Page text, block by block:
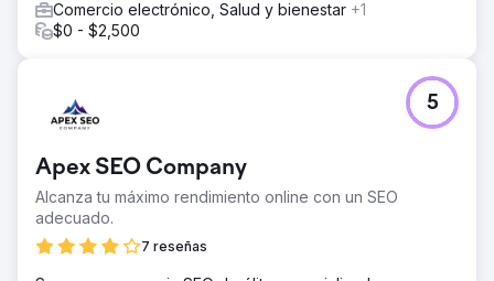
Comercio electrónico, Salud y bienestar +1
$0 - $2,500
Apex SEO Company
Alcanza tu máximo rendimiento online con un SEO
adecuado.
7 reseñas
5